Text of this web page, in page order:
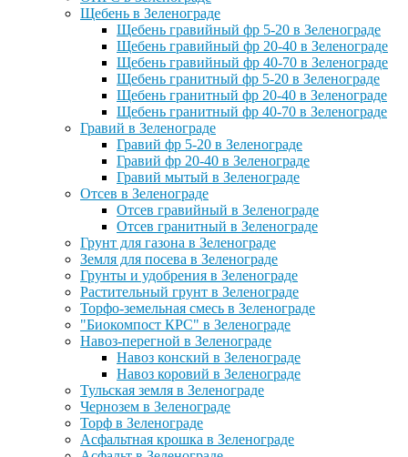
Щебень в Зеленограде
Щебень гравийный фр 5-20 в Зеленограде
Щебень гравийный фр 20-40 в Зеленограде
Щебень гравийный фр 40-70 в Зеленограде
Щебень гранитный фр 5-20 в Зеленограде
Щебень гранитный фр 20-40 в Зеленограде
Щебень гранитный фр 40-70 в Зеленограде
Гравий в Зеленограде
Гравий фр 5-20 в Зеленограде
Гравий фр 20-40 в Зеленограде
Гравий мытый в Зеленограде
Отсев в Зеленограде
Отсев гравийный в Зеленограде
Отсев гранитный в Зеленограде
Грунт для газона в Зеленограде
Земля для посева в Зеленограде
Грунты и удобрения в Зеленограде
Растительный грунт в Зеленограде
Торфо-земельная смесь в Зеленограде
"Биокомпост КРС" в Зеленограде
Навоз-перегной в Зеленограде
Навоз конский в Зеленограде
Навоз коровий в Зеленограде
Тульская земля в Зеленограде
Чернозем в Зеленограде
Торф в Зеленограде
Асфальтная крошка в Зеленограде